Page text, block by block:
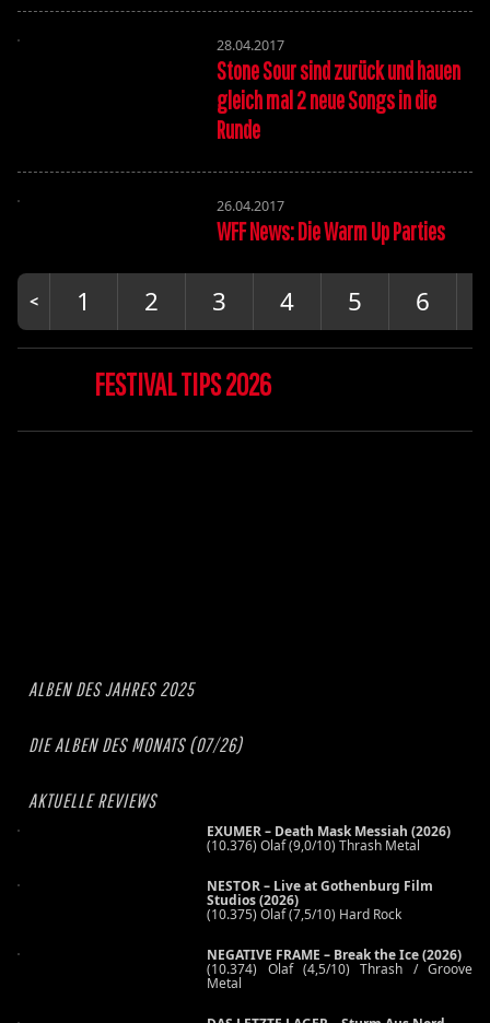
ALBEN DES JAHRES 2025
DIE ALBEN DES MONATS (07/26)
AKTUELLE REVIEWS
EXUMER – Death Mask Messiah (2026)
(10.376) Olaf (9,0/10) Thrash Metal
NESTOR – Live at Gothenburg Film
Studios (2026)
(10.375) Olaf (7,5/10) Hard Rock
NEGATIVE FRAME – Break the Ice (2026)
(10.374) Olaf (4,5/10) Thrash / Groove
Metal
28.04.2017
Stone Sour sind zurück und hauen
gleich mal 2 neue Songs in die
Runde
26.04.2017
WFF News: Die Warm Up Parties
1 2 3 4 5 6
FESTIVAL TIPS 2026